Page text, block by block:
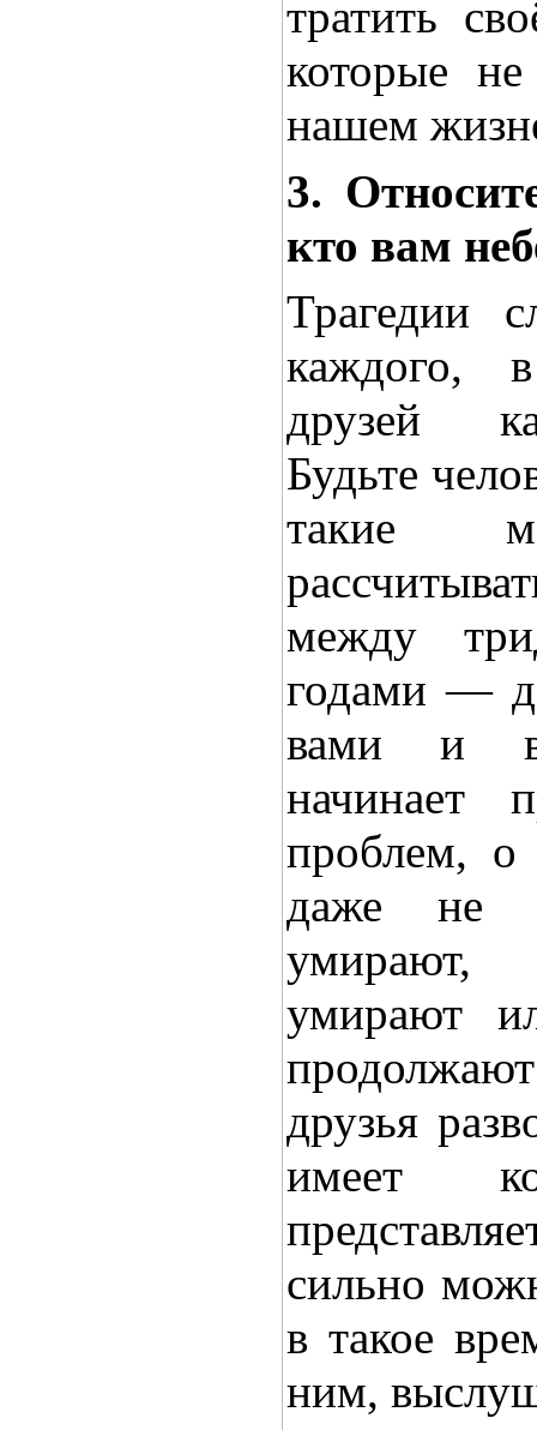
тратить
которые
нашем
3.
кто вам
Трагедии
каждого,
друзей
Будьте
такие
между
годами —
вами и
начинает
проблем,
даже не
умирают
продолжают
друзья
имеет
сильно
в такое
ним,